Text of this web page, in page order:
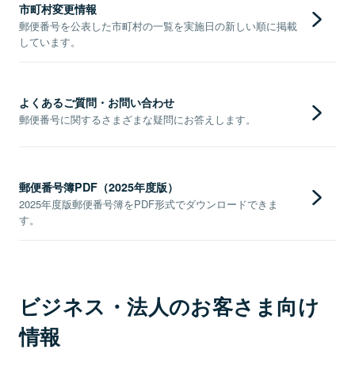
市町村変更情報
郵便番号を公表した市町村の一覧を実施日の新しい順に掲載
しています。
よくあるご質問・お問い合わせ
郵便番号に関するさまざまな疑問にお答えします。
郵便番号簿PDF（2025年度版）
2025年度版郵便番号簿をPDF形式でダウンロードできま
す。
ビジネス・法人のお客さま向け
情報